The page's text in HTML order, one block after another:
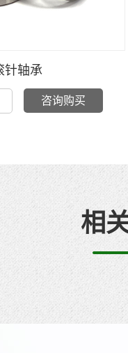
针轴承
咨询购买
相